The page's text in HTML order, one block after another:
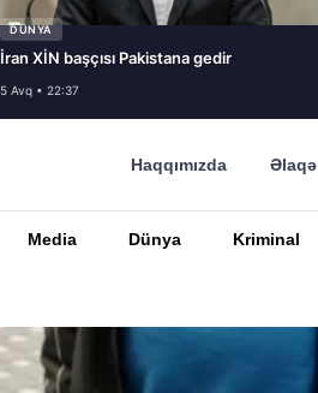
DÜNYA
İran XİN başçısı Pakistana gedir
5 Avq • 22:37
Haqqımızda Əlaqə
Media Dünya Kriminal